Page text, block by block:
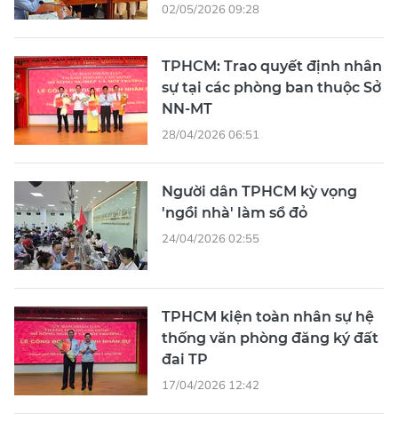
02/05/2026 09:28
TPHCM: Trao quyết định nhân
sự tại các phòng ban thuộc Sở
NN-MT
28/04/2026 06:51
Người dân TPHCM kỳ vọng
'ngồi nhà' làm sổ đỏ
24/04/2026 02:55
TPHCM kiện toàn nhân sự hệ
thống văn phòng đăng ký đất
đai TP
17/04/2026 12:42